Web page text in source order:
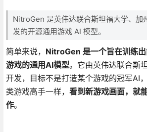
NitroGen 是英伟达联合斯坦福大学、加
发的开源通用游戏 AI 模型。
简单来说， NitroGen 是一个旨在训练出
游戏的通用AI模型。它由英伟达联合斯
开发，目标不是打造某个游戏的冠军AI
类游戏高手一样， 看到新游戏画面，就
作。